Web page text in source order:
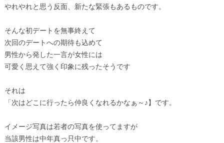
やれやれと思う反面、新たな緊張もあるものです。
そんな初デートを無事終えて
次回のデートへの期待も込めて
男性から発した一言が女性には
可愛く思えて強く印象に残ったそうです
それは
「次はどこに行ったら仲良くなれるかなぁ～♪】です。
イメージ写真は若者の写真を使ってますが
当該男性は中年真っ只中です。